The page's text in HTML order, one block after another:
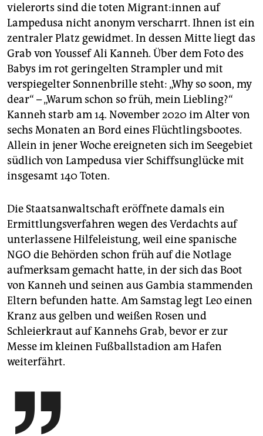
vielerorts sind die toten Mi­gran­t:in­nen auf
Lampedusa nicht anonym verscharrt. Ihnen ist ein
zentraler Platz gewidmet. In dessen Mitte liegt das
Grab von Youssef Ali Kanneh. Über dem Foto des
Babys im rot geringelten Strampler und mit
verspiegelter Sonnenbrille steht: „Why so soon, my
dear“ – „Warum schon so früh, mein Liebling?“
Kanneh starb am 14. November 2020 im Alter von
sechs Monaten an Bord eines Flüchtlingsbootes.
Allein in jener Woche ereigneten sich im Seegebiet
südlich von Lampedusa vier Schiffsunglücke mit
insgesamt 140 Toten.
Die Staatsanwaltschaft eröffnete damals ein
Ermittlungsverfahren wegen des Verdachts auf
unterlassene Hilfeleistung, weil eine spanische
NGO die Behörden schon früh auf die Notlage
aufmerksam gemacht hatte, in der sich das Boot
von Kanneh und seinen aus Gambia stammenden
Eltern befunden hatte. Am Samstag legt Leo einen
Kranz aus gelben und weißen Rosen und
Schleierkraut auf Kannehs Grab, bevor er zur
Messe im kleinen Fußballstadion am Hafen
weiterfährt.
